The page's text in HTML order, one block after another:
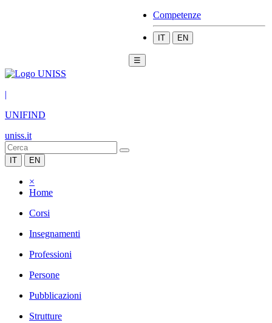
Competenze
IT EN
☰
|
UNIFIND
uniss.it
IT EN
×
Home
Corsi
Insegnamenti
Professioni
Persone
Pubblicazioni
Strutture